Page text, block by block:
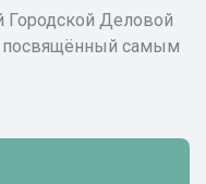
Городской Деловой
посвящённый самым